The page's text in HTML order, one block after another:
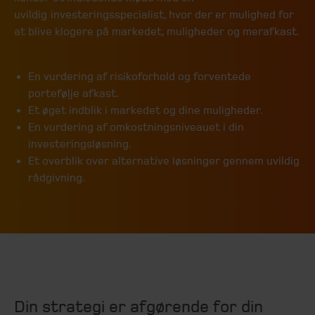
uvildig investeringsspecialist, hvor der er mulighed for
at blive klogere på markedet, muligheder og merafkast.
En vurdering af risikoforhold og forventede
portefølje afkast.
Et øget indblik i markedet og dine muligheder.
En vurdering af omkostningsniveauet i din
investeringsløsning.
Et overblik over alternative løsninger gennem uvildig
rådgivning.
Din strategi er afgørende for din